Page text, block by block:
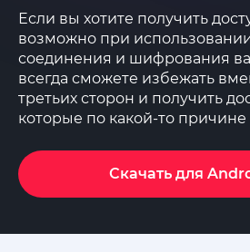
Если вы хотите получить
возможно при
соединения и шифрования
всегда сможете избежать
третьих сторон и получить
которые по какой-то
Скачать для